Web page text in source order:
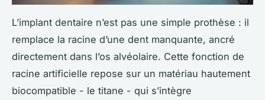
L’implant dentaire n’est pas une simple prothèse : il
remplace la racine d’une dent manquante, ancré
directement dans l’os alvéolaire. Cette fonction de
racine artificielle repose sur un matériau hautement
biocompatible - le titane - qui s’intègre